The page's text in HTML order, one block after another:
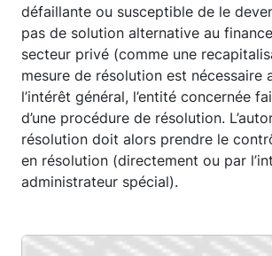
défaillante ou susceptible de le
pas de solution alternative au
secteur privé (comme une
mesure de résolution est nécessaire
l’intérêt général, l’entité concernée
d’une procédure de résolution.
résolution doit alors prendre le
en résolution (directement ou par
administrateur spécial).